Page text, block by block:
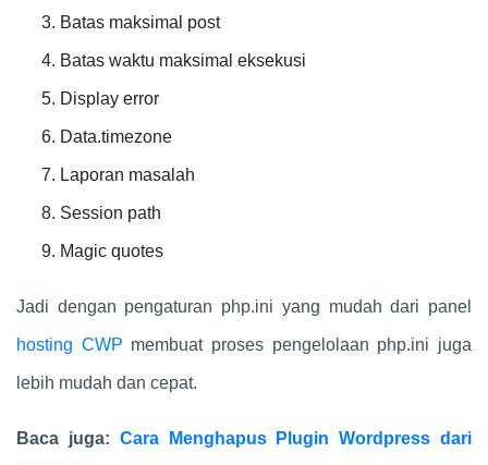
Batas maksimal post
Batas waktu maksimal eksekusi
Display error
Data.timezone
Laporan masalah
Session path
Magic quotes
Jadi dengan pengaturan php.ini yang mudah dari panel
hosting CWP membuat proses pengelolaan php.ini juga
lebih mudah dan cepat.
Baca juga: Cara Menghapus Plugin Wordpress dari